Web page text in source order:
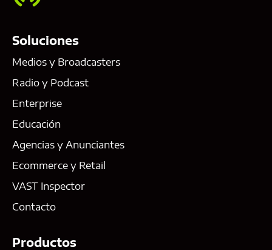
Soluciones
Medios y Broadcasters
Radio y Podcast
Enterprise
Educación
Agencias y Anunciantes
Ecommerce y Retail
VAST Inspector
Contacto
Productos